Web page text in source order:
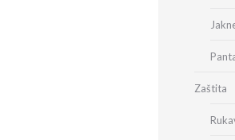
Zaštita